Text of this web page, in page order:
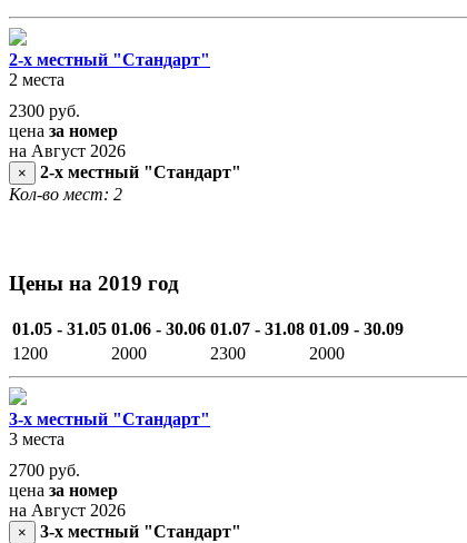
2-х местный "Стандарт"
2 места
2300 руб.
цена за номер
на Август 2026
×
2-х местный "Стандарт"
Кол-во мест: 2
Цены на 2019 год
01.05 - 31.05 01.06 - 30.06 01.07 - 31.08 01.09 - 30.09
1200
2000 2300 2000
3-х местный "Стандарт"
3 места
2700 руб.
цена за номер
на Август 2026
×
3-х местный "Стандарт"